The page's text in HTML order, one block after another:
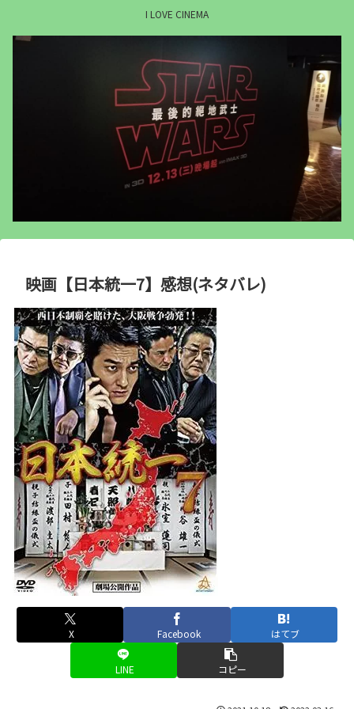
I LOVE CINEMA
映画【日本統一7】感想(ネタバレ)
X Facebook はてブ
LINE コピー